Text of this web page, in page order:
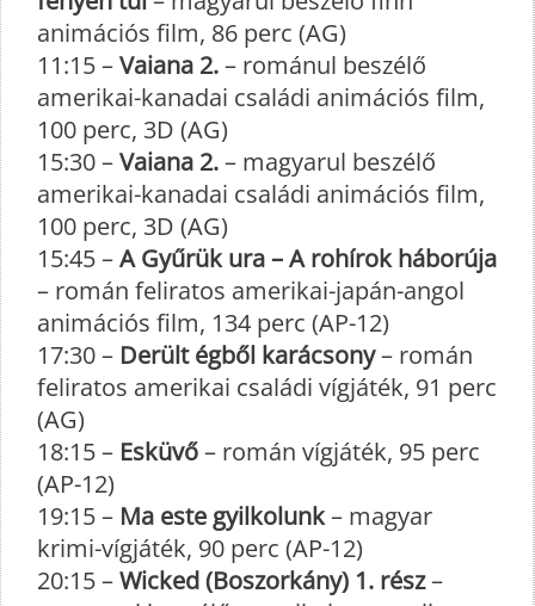
animációs film, 86 perc (AG)
11:15 –Vaiana 2.– románul beszélő
amerikai-kanadai családi animációs film,
100 perc, 3D (AG)
15:30 –Vaiana 2.– magyarul beszélő
amerikai-kanadai családi animációs film,
100 perc, 3D (AG)
15:45 –A Gyűrük ura – A rohírok háborúja
– román feliratos amerikai-japán-angol
animációs film, 134 perc (AP-12)
17:30 – Derült égből karácsony– román
feliratos amerikai családi vígjáték, 91 perc
(AG)
18:15 – Esküvő– román vígjáték, 95 perc
(AP-12)
19:15 – Ma este gyilkolunk– magyar
krimi-vígjáték, 90 perc (AP-12)
20:15 –Wicked (Boszorkány) 1. rész–